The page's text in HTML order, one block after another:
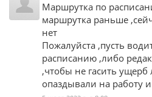
Маршрутка по
маршрутка раньше
нет
Пожалуйста ,пусть
расписанию ,либо
,чтобы не гасить
опаздывали на работу